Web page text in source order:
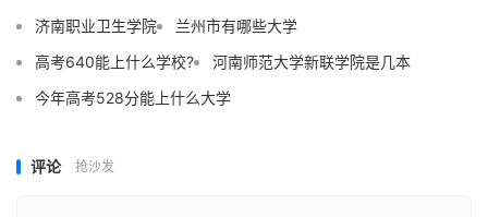
济南职业卫生学院
兰州市有哪些大学
高考640能上什么学校?
河南师范大学新联学院是几本
今年高考528分能上什么大学
评论 抢沙发